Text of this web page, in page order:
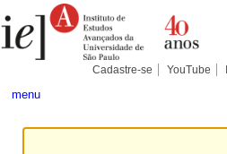
para
conteúdo.
Pessoais
Cadastre-se YouTube
menu